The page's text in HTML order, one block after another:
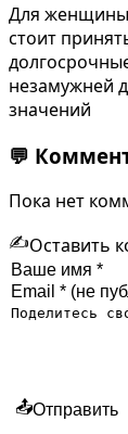
Для женщины
стоит
незамужней
значений
💬
Пока нет
✍️Оставить
📤Отправить